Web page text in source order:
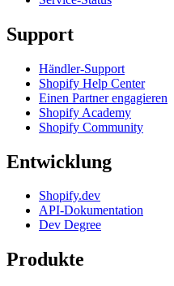
Support
Händler-Support
Shopify Help Center
Einen Partner engagieren
Shopify Academy
Shopify Community
Entwicklung
Shopify.dev
API-Dokumentation
Dev Degree
Produkte